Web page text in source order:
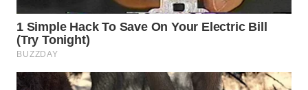
WAHANA
INFRASTRUKTUR
WAHANA